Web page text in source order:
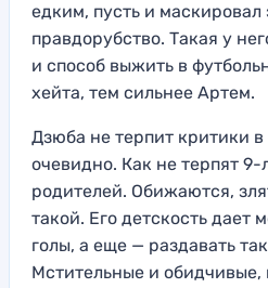
едким, пусть и маскировал
правдорубство. Такая у
и способ выжить в
хейта, тем сильнее Артем.
Дзюба не терпит критики
очевидно. Как не терпят 9-
родителей. Обижаются,
такой. Его детскость дает
голы, а еще — раздавать
Мстительные и обидчивые,